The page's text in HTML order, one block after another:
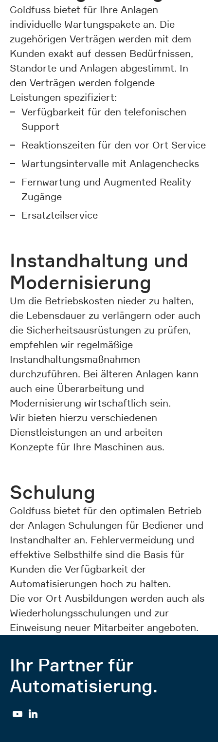
Goldfuss bietet für Ihre Anlagen
individuelle Wartungspakete an. Die
zugehörigen Verträgen werden mit dem
Kunden exakt auf dessen Bedürfnissen,
Standorte und Anlagen abgestimmt. In
den Verträgen werden folgende
Leistungen spezifiziert:
Verfügbarkeit für den telefonischen
Support
Reaktionszeiten für den vor Ort Service
Wartungsintervalle mit Anlagenchecks
Fernwartung und Augmented Reality
Zugänge
Ersatzteilservice
Instandhaltung und
Modernisierung
Um die Betriebskosten nieder zu halten,
die Lebensdauer zu verlängern oder auch
die Sicherheitsausrüstungen zu prüfen,
empfehlen wir regelmäßige
Instandhaltungsmaßnahmen
durchzuführen. Bei älteren Anlagen kann
auch eine Überarbeitung und
Modernisierung wirtschaftlich sein.
Wir bieten hierzu verschiedenen
Dienstleistungen an und arbeiten
Konzepte für Ihre Maschinen aus.
Schulung
Goldfuss bietet für den optimalen Betrieb
der Anlagen Schulungen für Bediener und
Instandhalter an. Fehlervermeidung und
effektive Selbsthilfe sind die Basis für
Kunden die Verfügbarkeit der
Automatisierungen hoch zu halten.
Die vor Ort Ausbildungen werden auch als
Wiederholungsschulungen und zur
Einweisung neuer Mitarbeiter angeboten.
Ihr Partner für
Automatisierung.
YouTube